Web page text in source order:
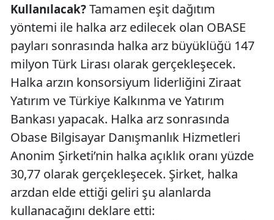
Kullanılacak? Tamamen eşit dağıtım
yöntemi ile halka arz edilecek olan OBASE
payları sonrasında halka arz büyüklüğü 147
milyon Türk Lirası olarak gerçekleşecek.
Halka arzın konsorsiyum liderliğini Ziraat
Yatırım ve Türkiye Kalkınma ve Yatırım
Bankası yapacak. Halka arz sonrasında
Obase Bilgisayar Danışmanlık Hizmetleri
Anonim Şirketi’nin halka açıklık oranı yüzde
30,77 olarak gerçekleşecek. Şirket, halka
arzdan elde ettiği geliri şu alanlarda
kullanacağını deklare etti: